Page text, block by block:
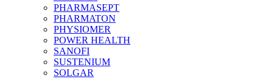
PHARMASEPT
PHARMATON
PHYSIOMER
POWER HEALTH
SANOFI
SUSTENIUM
SOLGAR